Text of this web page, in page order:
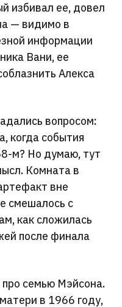
избивал ее, довел
— видимо в
информации
Вани, ее
Алекса
вопросом:
когда события
м? Но думаю, тут
Комната в
вне
смешалось с
как сложилась
после финала
про семью Мэйсона.
в 1966 году,